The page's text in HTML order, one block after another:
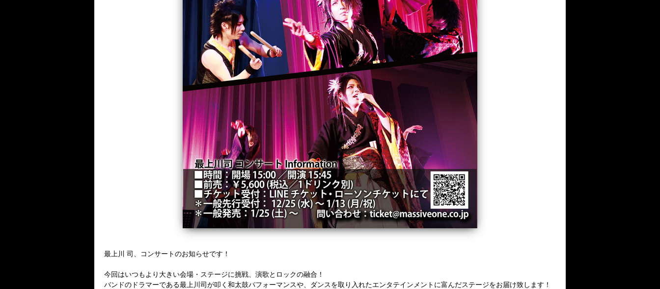
最上川 司、コンサートのお知らせです！
今回はいつもより大きい会場・ステージに挑戦、演歌とロックの融合！
バンドのドラマーである最上川司が叩く和太鼓パフォーマンスや、ダンスを取り入れたエンタテインメントに富んだステージをお届け致します！